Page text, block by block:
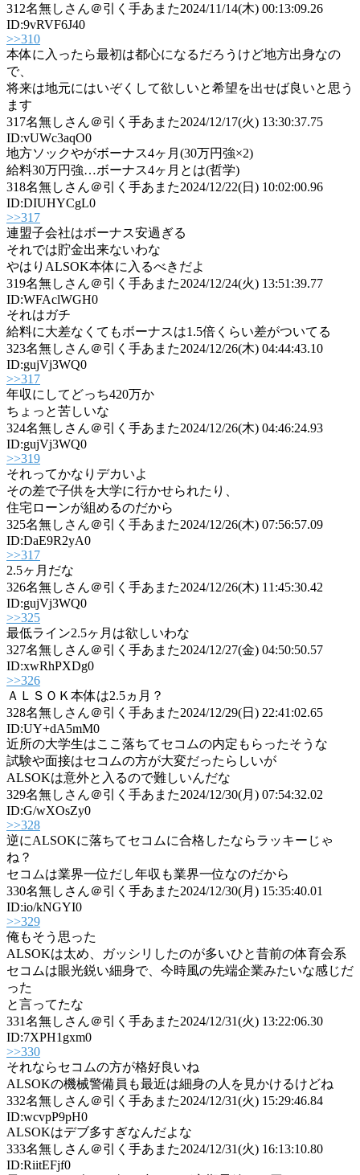
312名無しさん＠引く手あまた2024/11/14(木) 00:13:09.26
ID:9vRVF6J40
>>310
本体に入ったら最初は都心になるだろうけど地方出身なの
で、
将来は地元にはいぞくして欲しいと希望を出せば良いと思う
ます
317名無しさん＠引く手あまた2024/12/17(火) 13:30:37.75
ID:vUWc3aqO0
地方ソックやがボーナス4ヶ月(30万円強×2)
給料30万円強…ボーナス4ヶ月とは(哲学)
318名無しさん＠引く手あまた2024/12/22(日) 10:02:00.96
ID:DIUHYCgL0
>>317
連盟子会社はボーナス安過ぎる
それでは貯金出来ないわな
やはりALSOK本体に入るべきだよ
319名無しさん＠引く手あまた2024/12/24(火) 13:51:39.77
ID:WFAclWGH0
それはガチ
給料に大差なくてもボーナスは1.5倍くらい差がついてる
323名無しさん＠引く手あまた2024/12/26(木) 04:44:43.10
ID:gujVj3WQ0
>>317
年収にしてどっち420万か
ちょっと苦しいな
324名無しさん＠引く手あまた2024/12/26(木) 04:46:24.93
ID:gujVj3WQ0
>>319
それってかなりデカいよ
その差で子供を大学に行かせられたり、
住宅ローンが組めるのだから
325名無しさん＠引く手あまた2024/12/26(木) 07:56:57.09
ID:DaE9R2yA0
>>317
2.5ヶ月だな
326名無しさん＠引く手あまた2024/12/26(木) 11:45:30.42
ID:gujVj3WQ0
>>325
最低ライン2.5ヶ月は欲しいわな
327名無しさん＠引く手あまた2024/12/27(金) 04:50:50.57
ID:xwRhPXDg0
>>326
ＡＬＳＯＫ本体は2.5ヵ月？
328名無しさん＠引く手あまた2024/12/29(日) 22:41:02.65
ID:UY+dA5mM0
近所の大学生はここ落ちてセコムの内定もらったそうな
試験や面接はセコムの方が大変だったらしいが
ALSOKは意外と入るので難しいんだな
329名無しさん＠引く手あまた2024/12/30(月) 07:54:32.02
ID:G/wXOsZy0
>>328
逆にALSOKに落ちてセコムに合格したならラッキーじゃ
ね？
セコムは業界一位だし年収も業界一位なのだから
330名無しさん＠引く手あまた2024/12/30(月) 15:35:40.01
ID:io/kNGYI0
>>329
俺もそう思った
ALSOKは太め、ガッシリしたのが多いひと昔前の体育会系
セコムは眼光鋭い細身で、今時風の先端企業みたいな感じだ
った
と言ってたな
331名無しさん＠引く手あまた2024/12/31(火) 13:22:06.30
ID:7XPH1gxm0
>>330
それならセコムの方が格好良いね
ALSOKの機械警備員も最近は細身の人を見かけるけどね
332名無しさん＠引く手あまた2024/12/31(火) 15:29:46.84
ID:wcvpP9pH0
ALSOKはデブ多すぎなんだよな
333名無しさん＠引く手あまた2024/12/31(火) 16:13:10.80
ID:RiitEFjf0